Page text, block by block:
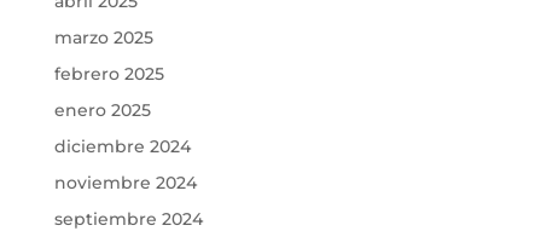
marzo 2025
febrero 2025
enero 2025
diciembre 2024
noviembre 2024
septiembre 2024